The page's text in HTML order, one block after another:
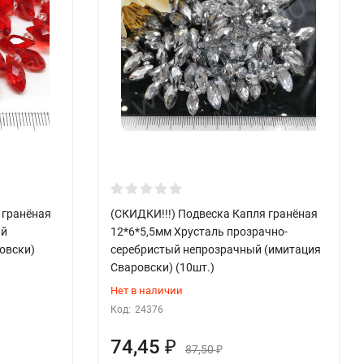
(СКИДКИ!!!) Подвеска Капля гранёная
12*6*5,5мм Хрусталь прозрачно-
серебристый непрозрачный (имитация
Сваровски) (10шт.)
Нет в наличии
Код: 24376
74,45 ₽ 87,50₽